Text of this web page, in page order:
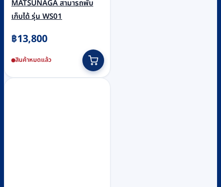
MATSUNAGA สามารถพับ
เก็บได้ รุ่น WS01
฿13,800
สินค้าหมดแล้ว